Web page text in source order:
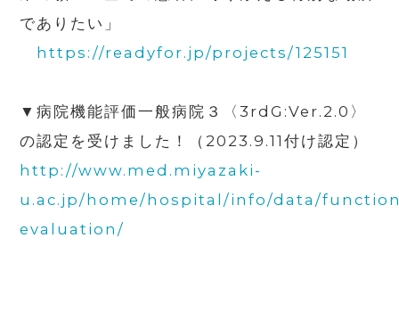
でありたい」
https://readyfor.jp/projects/125151
▼病院機能評価一般病院３〈3rdG:Ver.2.0 〉
の認定を受けました！（ 2023.9.11付け認定）
http://www.med.miyazaki-
u.ac.jp/home/hospital/info/data/
evaluation/